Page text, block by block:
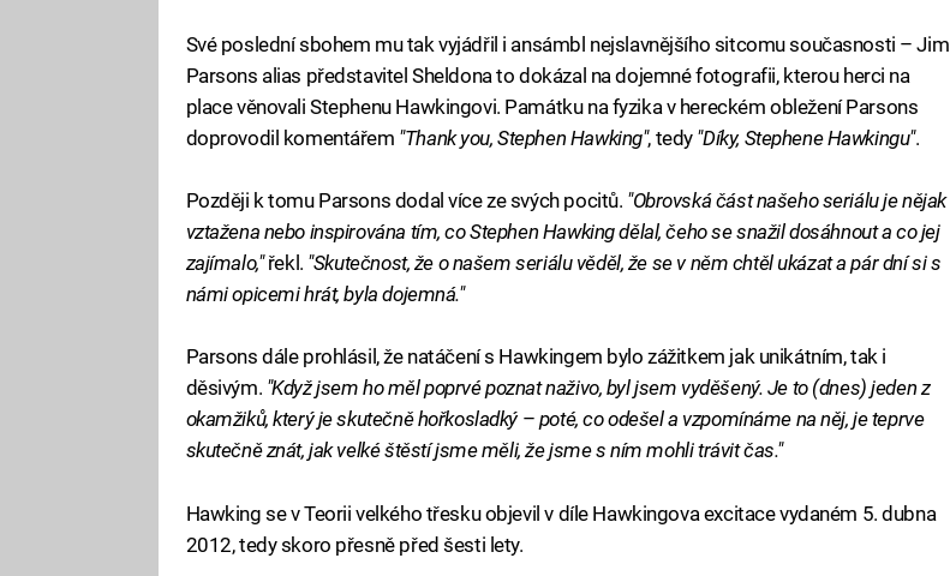
Své poslední sbohem mu tak vyjádřil i ansámbl nejslavnějšího sitcomu současnosti – Jim
Parsons alias představitel Sheldona to dokázal na dojemné fotografii, kterou herci na
place věnovali Stephenu Hawkingovi. Památku na fyzika v hereckém obležení Parsons
doprovodil komentářem "Thank you, Stephen Hawking", tedy "Díky, Stephene Hawkingu".
Později k tomu Parsons dodal více ze svých pocitů. "Obrovská část našeho seriálu je nějak
vztažena nebo inspirována tím, co Stephen Hawking dělal, čeho se snažil dosáhnout a co jej
zajímalo,"řekl. "Skutečnost, že o našem seriálu věděl, že se v něm chtěl ukázat a pár dní si s
námi opicemi hrát, byla dojemná."
Parsons dále prohlásil, že natáčení s Hawkingem bylo zážitkem jak unikátním, tak i
děsivým. "Když jsem ho měl poprvé poznat naživo, byl jsem vyděšený. Je to (dnes) jeden z
okamžiků, který je skutečně hořkosladký – poté, co odešel a vzpomínáme na něj, je teprve
skutečně znát, jak velké štěstí jsme měli, že jsme s ním mohli trávit čas."
Hawking se v Teorii velkého třesku objevil v díle Hawkingova excitace vydaném 5. dubna
2012, tedy skoro přesně před šesti lety.